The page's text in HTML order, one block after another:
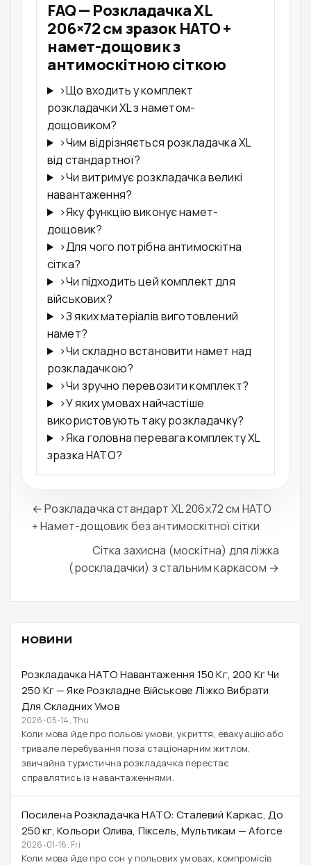
FAQ — Розкладачка XL
206×72 см зразок НАТО +
намет-дощовик з
антимоскітною сіткою
›Що входить у комплект
розкладачки XL з наметом-
дощовиком?
›Чим відрізняється розкладачка XL
від стандартної?
›Чи витримує розкладачка великі
навантаження?
›Яку функцію виконує намет-
дощовик?
›Для чого потрібна антимоскітна
сітка?
›Чи підходить цей комплект для
військових?
›З яких матеріалів виготовлений
намет?
›Чи складно встановити намет над
розкладачкою?
›Чи зручно перевозити комплект?
›У яких умовах найчастіше
використовують таку розкладачку?
›Яка головна перевага комплекту XL
зразка НАТО?
← Розкладачка стандарт XL 206x72 см НАТО
+ Намет-дощовик без антимоскітної сітки
Сітка захисна (москітна) для ліжка
(роскладачки) з стальним каркасом →
НОВИНИ
Розкладачка НАТО Навантаження 150 Кг, 200 Кг Чи
250 Кг — Яке Розкладне Військове Ліжко Вибрати
Для Складних Умов
2026-05-14, Thu
Коли мова йде про польові умови, укриття, евакуацію або
тривале перебування поза стаціонарним житлом,
звичайна туристична розкладачка перестає
справлятись із навантаженнями.
Посилена Розкладачка НАТО: Сталевий Каркас, До
250 Кг, Кольори Олива, Піксель, Мультикам — Aforce
2026-01-16, Fri
Коли мова йде про сон у польових умовах, компромісів